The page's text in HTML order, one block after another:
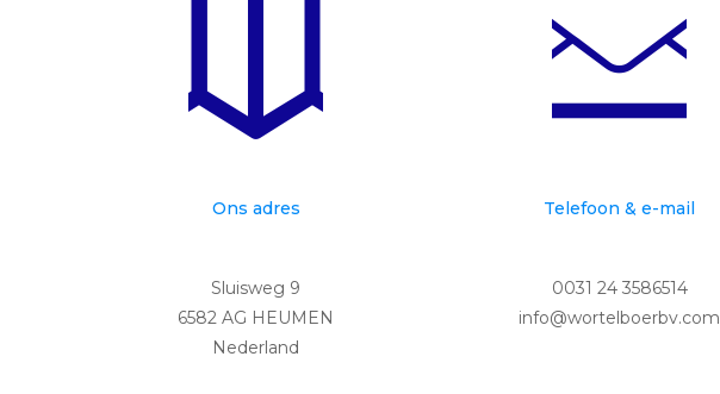
Ons adres
Sluisweg 9
6582 AG HEUMEN
Nederland
Telefoon & e-mail
0031 24 3586514
info@wortelboerbv.com